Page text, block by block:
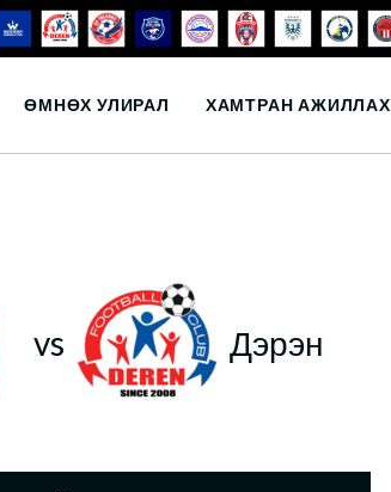
ӨМНӨХ УЛИРАЛ ХАМТРАН АЖИЛЛАХ
vs Дэрэн